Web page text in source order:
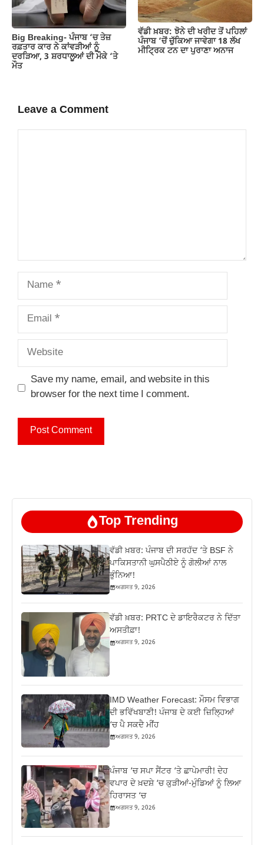
Big Breaking- ਪੰਜਾਬ ‘ਚ ਤੇਜ਼
ਰਫ਼ਤਾਰ ਕਾਰ ਨੇ ਕਾਂਵੜੀਆਂ ਨੂੰ
ਦਰੜਿਆ, 3 ਸ਼ਰਧਾਲੂਆਂ ਦੀ ਮੌਕੇ ‘ਤੇ
ਮੌਤ
ਵੱਡੀ ਖ਼ਬਰ: ਝੋਨੇ ਦੀ ਖਰੀਦ ਤੋਂ ਪਹਿਲਾਂ
ਪੰਜਾਬ ‘ਚੋਂ ਚੁੱਕਿਆ ਜਾਵੇਗਾ 18 ਲੱਖ
ਮੀਟ੍ਰਿਕ ਟਨ ਦਾ ਪੁਰਾਣਾ ਅਨਾਜ
Leave a Comment
Name
Email
Website
Save my name, email, and website in this
browser for the next time I comment.
Top Trending
ਵੱਡੀ ਖ਼ਬਰ: ਪੰਜਾਬ ਦੀ ਸਰਹੱਦ ‘ਤੇ BSF ਨੇ
ਪਾਕਿਸਤਾਨੀ ਘੁਸਪੈਠੀਏ ਨੂੰ ਗੋਲੀਆਂ ਨਾਲ
ਭੁੰਨਿਆ!
ਅਗਸਤ 9, 2026
ਵੱਡੀ ਖ਼ਬਰ: PRTC ਦੇ ਡਾਇਰੈਕਟਰ ਨੇ ਦਿੱਤਾ
ਅਸਤੀਫ਼ਾ!
ਅਗਸਤ 9, 2026
IMD Weather Forecast: ਮੌਸਮ ਵਿਭਾਗ
ਦੀ ਭਵਿੱਖਬਾਣੀ! ਪੰਜਾਬ ਦੇ ਕਈ ਜ਼ਿਲ੍ਹਿਆਂ
‘ਚ ਪੈ ਸਕਦੈ ਮੀਂਹ
ਅਗਸਤ 9, 2026
ਪੰਜਾਬ ‘ਚ ਸਪਾ ਸੈਂਟਰ ‘ਤੇ ਛਾਪੇਮਾਰੀ! ਦੇਹ
ਵਪਾਰ ਦੇ ਖ਼ਦਸ਼ੇ ‘ਚ ਕੁੜੀਆਂ-ਮੁੰਡਿਆਂ ਨੂੰ ਲਿਆ
ਹਿਰਾਸਤ ‘ਚ
ਅਗਸਤ 9, 2026